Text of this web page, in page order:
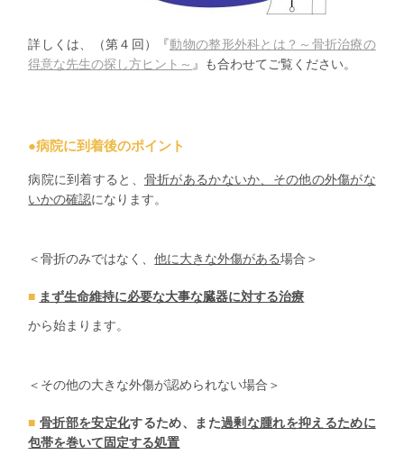
詳しくは、（第４回）『動物の整形外科とは？～骨折治療の
得意な先生の探し方ヒント～ 』も合わせてご覧ください。
●病院に到着後のポイント
病院に到着すると、 骨折があるかないか、その他の外傷がな
いかの確認になります。
＜骨折のみではなく、他に大きな外傷がある場合＞
まず生命維持に必要な大事な臓器に対する治療
から始まります。
＜その他の大きな外傷が認められない場合＞
骨折部を安定化するため、また過剰な腫れを抑えるために
包帯を巻いて固定する処置